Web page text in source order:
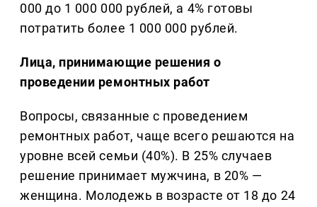
000 до 1 000 000 рублей, а 4% готовы
потратить более 1 000 000 рублей.
Лица, принимающие решения о
проведении ремонтных работ
Вопросы, связанные с проведением
ремонтных работ, чаще всего решаются на
уровне всей семьи (40%). В 25% случаев
решение принимает мужчина, в 20% —
женщина. Молодежь в возрасте от 18 до 24